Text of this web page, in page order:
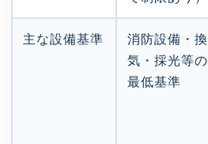
主な設備基準
消防設備・換
気・採光等の
最低基準